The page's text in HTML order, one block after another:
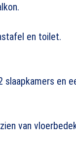
en toilet.
en
van